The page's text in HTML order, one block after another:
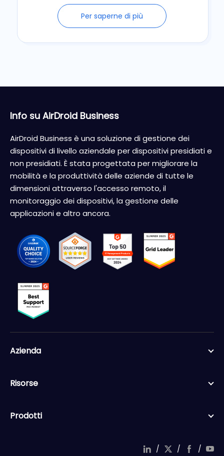
Per saperne di più
Info su AirDroid Business
AirDroid Business è una soluzione di gestione dei
dispositivi di livello aziendale per dispositivi presidiati e
non presidiati. È stata progettata per migliorare la
mobilità e la produttività delle aziende di tutte le
dimensioni attraverso l'accesso remoto, il
monitoraggio dei dispositivi, la gestione delle
applicazioni e altro ancora.
Azienda
Risorse
Prodotti
/ / /